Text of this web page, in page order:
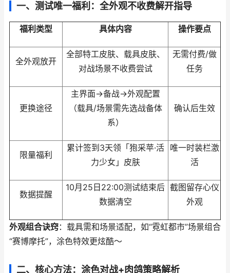
一、测试唯一福利：全外观不收费解开指导
福利类型 具体内容 操作要点
全外观放开
全部特工皮肤、载具皮肤、
对战场景不收费尝试
无需付费/做
任务
更换途径
主界面→备战→外观配置
（载具/场景需先选战备体
系）
确认后生效
限量福利
累计签到3天领「狍采苹·活
力少女」皮肤
唯一时装栏激
活
数据提醒
10月25日22:00测试结束后
数据清空
截图留存心仪
外观
外观组合诀窍：载具需和场景适配，如“霓虹都市”场景组合
“赛博摩托”，涂色特效更炫酷～
二、核心方法：涂色对战+肉鸽策略解析